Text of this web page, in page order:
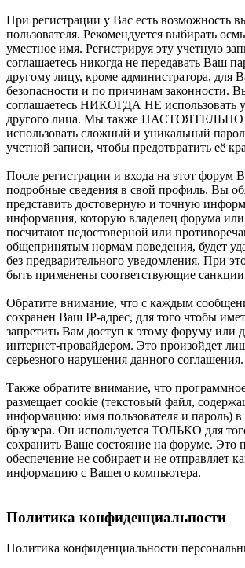
При регистрации у Вас есть возможность
пользователя. Рекомендуется выбирать
уместное имя. Регистрируя эту учетную
соглашаетесь никогда не передавать Ваш
другому лицу, кроме администратора, для
безопасности и по причинам законности.
соглашаетесь НИКОГДА НЕ использовать
другого лица. Мы также НАСТОЯТЕЛЬНО
использовать сложный и уникальный
учетной записи, чтобы предотвратить её
После регистрации и входа на этот форум
подробные сведения в свой профиль. Вы
представить достоверную и точную
информация, которую владелец форума или
посчитают недостоверной или
общепринятым нормам поведения, будет
без предварительного уведомления. При
быть применены соответствующие
Обратите внимание, что с каждым
сохранен Ваш IP-адрес, для того чтобы
запретить Вам доступ к этому форуму или
интернет-провайдером. Это произойдет
серьезного нарушения данного соглашения.
Также обратите внимание, что
размещает cookie (текстовый файл,
информацию: имя пользователя и пароль)
браузера. Он используется ТОЛЬКО для
сохранить Ваше состояние на форуме. Это
обеспечение не собирает и не отправляет
информацию с Вашего компьютера.
Политика конфиденциальности
Политика конфиденциальности